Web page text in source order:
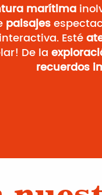
marítima
paisajes
Esté
De la
recuerdos